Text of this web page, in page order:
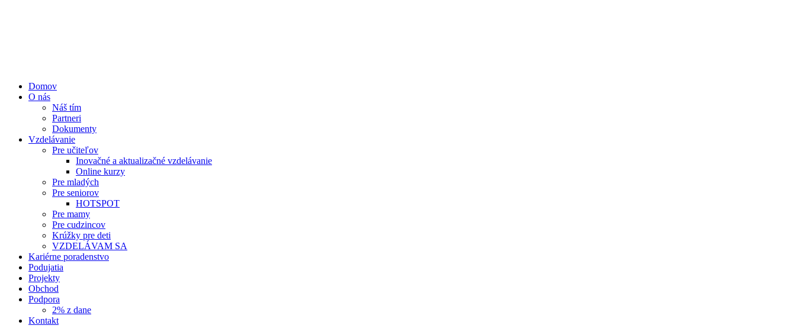
Domov
O nás
Náš tím
Partneri
Dokumenty
Vzdelávanie
Pre učiteľov
Inovačné a aktualizačné vzdelávanie
Online kurzy
Pre mladých
Pre seniorov
HOTSPOT
Pre mamy
Pre cudzincov
Krúžky pre deti
VZDELÁVAM SA
Kariérne poradenstvo
Podujatia
Projekty
Obchod
Podpora
2% z dane
Kontakt